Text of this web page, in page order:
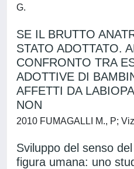
G.
SE IL BRUTTO
STATO ADOTTATO.
CONFRONTO TRA
ADOTTIVE DI
AFFETTI DA
NON
2010 FUMAGALLI M., P;
Sviluppo del senso
figura umana: uno